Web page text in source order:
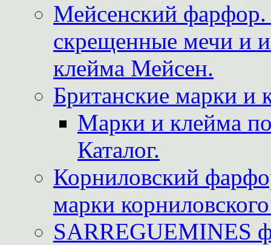
Мейсенский фарфор.
скрещенные мечи и
клейма Мейсен.
Британские марки и
Марки и клейма
Каталог.
Корниловский
марки
SARREGUEMINES